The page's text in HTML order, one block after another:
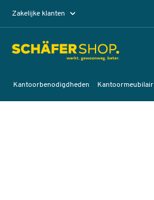
Zakelijke klanten
Kantoorbenodigdheden Kantoormeubilair